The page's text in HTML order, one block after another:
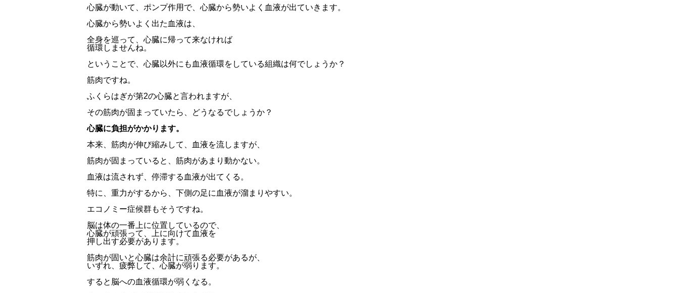
心臓が動いて、ポンプ作用で、心臓から勢いよく血液が出ていきます。
心臓から勢いよく出た血液は、
全身を巡って、心臓に帰って来なければ
循環しませんね。
ということで、心臓以外にも血液循環をしている組織は何でしょうか？
筋肉ですね。
ふくらはぎが第2の心臓と言われますが、
その筋肉が固まっていたら、どうなるでしょうか？
心臓に負担がかかります。
本来、筋肉が伸び縮みして、血液を流しますが、
筋肉が固まっていると、筋肉があまり動かない。
血液は流されず、停滞する血液が出てくる。
特に、重力がするから、下側の足に血液が溜まりやすい。
エコノミー症候群もそうですね。
脳は体の一番上に位置しているので、
心臓が頑張って、上に向けて血液を
押し出す必要があります。
筋肉が固いと心臓は余計に頑張る必要があるが、
いずれ、疲弊して、心臓が弱ります。
すると脳への血液循環が弱くなる。